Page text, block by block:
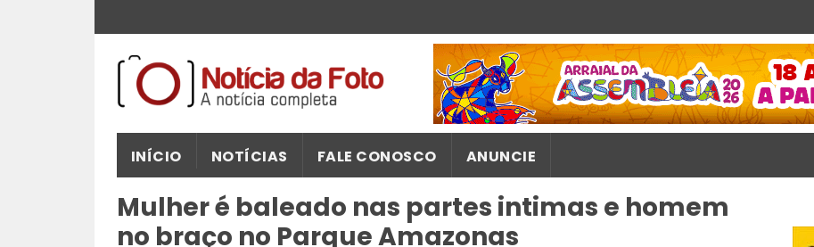
INÍCIO NOTÍCIAS FALE CONOSCO ANUNCIE
Mulher é baleado nas partes intimas e homem
no braço no Parque Amazonas